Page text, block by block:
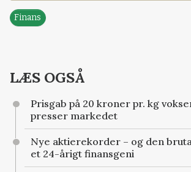
Finans
LÆS OGSÅ
Prisgab på 20 kroner pr. kg
presser markedet
Nye aktierekorder – og den
et 24-årigt finansgeni